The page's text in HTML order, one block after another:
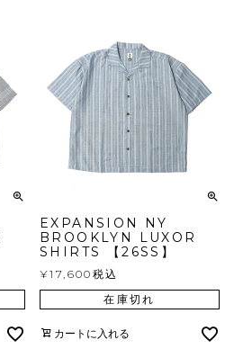
EXPANSION NY
BROOKLYN LUXOR
SHIRTS 【26SS】
¥17,600 税込
在庫切れ
カートに入れる